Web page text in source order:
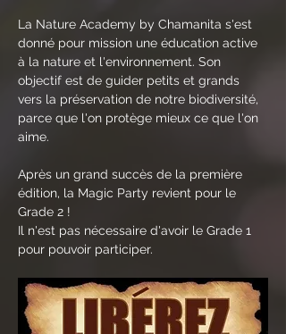
La Nature Academy by Chamanita s'est
donné pour mission une éducation active
à la nature et l'environnement. Son
objectif est de guider petits et grands
vers la préservation de notre biodiversité,
parce que l'on protège mieux ce que l'on
aime.
Après un grand succès de la première
édition, la Magic Party revient pour le
Grade 2 !
Il n'est pas nécessaire d'avoir le Grade 1
pour pouvoir participer.